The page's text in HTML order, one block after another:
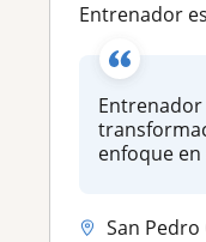
Entrenador especializado en
Entrenador
enfoque en
San Pedro Garza